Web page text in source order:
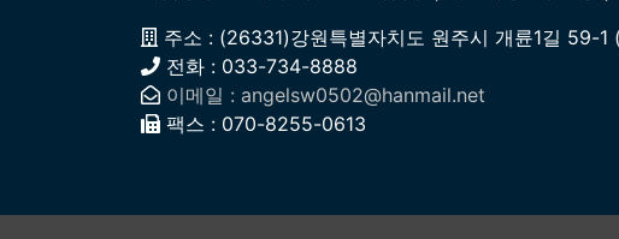
주소 : (26331)강원특별자치도 원주시 개륜1길 59-1
전화 : 033-734-8888
이메일 : angelsw0502@hanmail.net
팩스 : 070-8255-0613